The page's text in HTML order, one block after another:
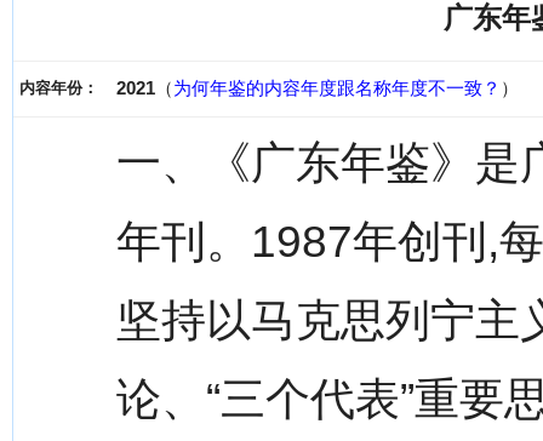
广东年
内容年份： 2021 （为何年鉴的内容年度跟名称年度不一致？ ）
一、《广东年鉴》是
年刊。1987年创刊,
坚持以马克思列宁主
论、“三个代表”重要